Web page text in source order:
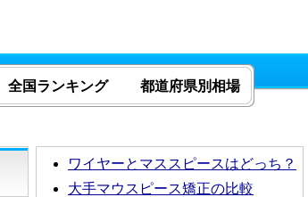
全国ランキング 都道府県別相場
ワイヤーとマススピースはどっち？
大手マウスピース矯正の比較